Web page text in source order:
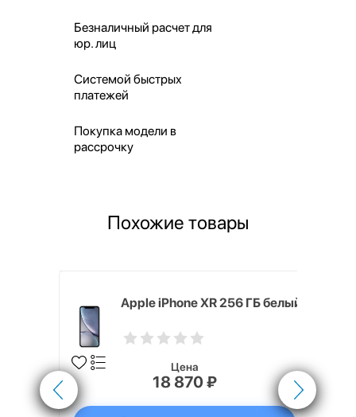
Безналичный расчет для
юр. лиц
Системой быстрых
платежей
Покупка модели в
рассрочку
Похожие товары
Apple iPhone XR 256 ГБ белый
Цена
18 870 ₽